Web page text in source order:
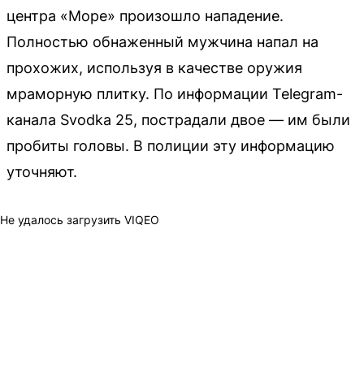
центра «Море» произошло нападение.
Полностью обнаженный мужчина напал на
прохожих, используя в качестве оружия
мраморную плитку. По информации Telegram-
канала Svodka 25, пострадали двое — им были
пробиты головы. В полиции эту информацию
уточняют.
Не удалось загрузить VIQEO